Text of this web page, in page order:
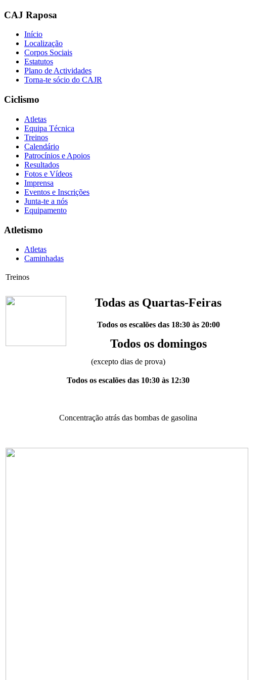
CAJ Raposa
Início
Localização
Corpos Sociais
Estatutos
Plano de Actividades
Torna-te sócio do CAJR
Ciclismo
Atletas
Equipa Técnica
Treinos
Calendário
Patrocínios e Apoios
Resultados
Fotos e Vídeos
Imprensa
Eventos e Inscrições
Junta-te a nós
Equipamento
Atletismo
Atletas
Caminhadas
Treinos
Todas as Quartas-Feiras
Todos os escalões das 18:30 às 20:00
Todos os domingos
(excepto dias de prova)
Todos os escalões das 10:30 às 12:30
Concentração atrás das bombas de gasolina